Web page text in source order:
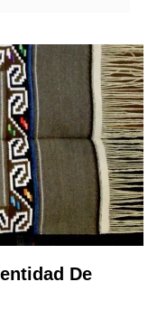
México debe
De